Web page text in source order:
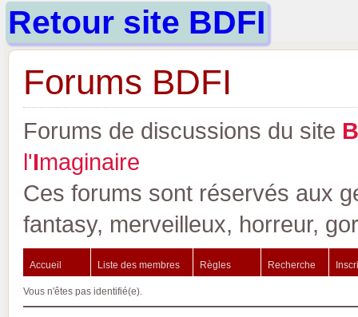
Retour site BDFI
Forums BDFI
Forums de discussions du site B
l'Imaginaire
Ces forums sont réservés aux
fantasy, merveilleux, horreur,
Accueil Liste des membres Règles Recherche
Vous n'êtes pas identifié(e).